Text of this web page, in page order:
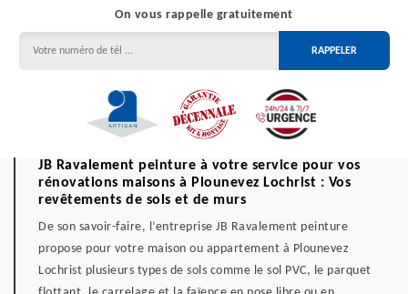
On vous rappelle gratuitement
JB Ravalement peinture à votre service pour vos
rénovations maisons à Plounevez Lochrist : Vos
revêtements de sols et de murs
De son savoir-faire, l’entreprise JB Ravalement peinture
propose pour votre maison ou appartement à Plounevez
Lochrist plusieurs types de sols comme le sol PVC, le parquet